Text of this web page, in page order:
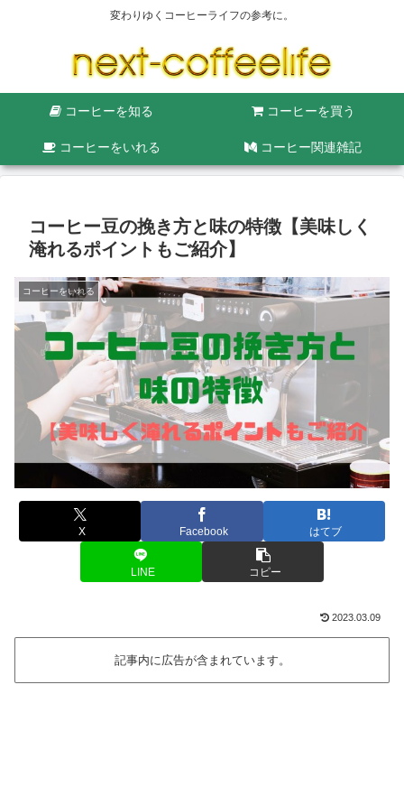
変わりゆくコーヒーライフの参考に。
コーヒーを知る コーヒーを買う
コーヒーをいれる コーヒー関連雑記
コーヒー豆の挽き方と味の特徴【美味しく
淹れるポイントもご紹介】
コーヒーをいれる
X Facebook はてブ
LINE コピー
2023.03.09
記事内に広告が含まれています。